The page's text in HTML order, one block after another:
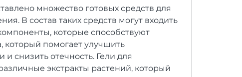
множество готовых средств для
В состав таких средств могут входить
которые способствуют
помогает улучшить
снизить отечность. Гели для
экстракты растений, который